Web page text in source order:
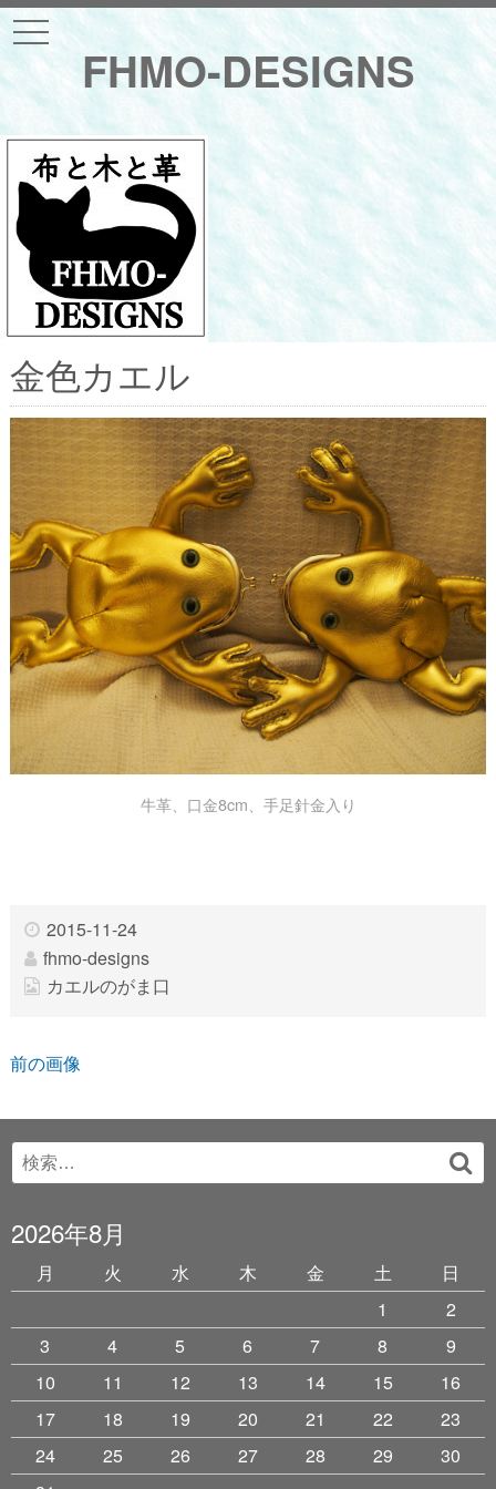
FHMO-DESIGNS
t
o
a
v
i
g
o
n
金色カエル
牛革、口金8cm、手足針金入り
2015-11-24
fhmo-designs
カエルのがま口
前の画像
Search
for:
2026年8月
月 火 水 木 金 土
日
1
2
3
4 5 6 7 8
9
10
11 12 13 14 15
16
17
18 19 20 21 22
23
24
25 26 27 28 29
30